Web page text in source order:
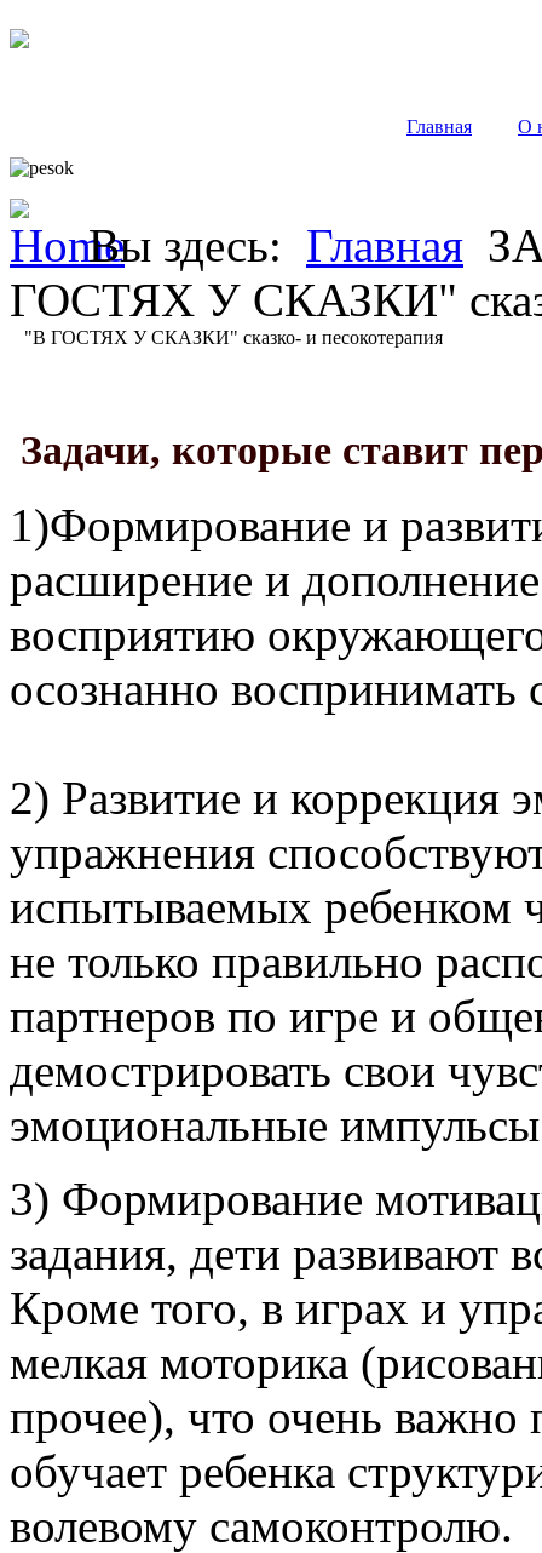
Главная О
Вы здесь: Главная
ГОСТЯХ У СКАЗКИ"
"В ГОСТЯХ У СКАЗКИ" сказко- и песокотерапия
Задачи, которые ставит
1)Формирование и
расширение и
восприятию
осознанно воспринимать
2) Развитие и коррекция
упражнения
испытываемых ребенком
не только правильно
партнеров по игре и
демострировать свои
эмоциональные
3) Формирование
задания, дети развивают
Кроме того, в играх и
мелкая моторика
прочее), что очень важно
обучает ребенка
волевому самоконтролю.